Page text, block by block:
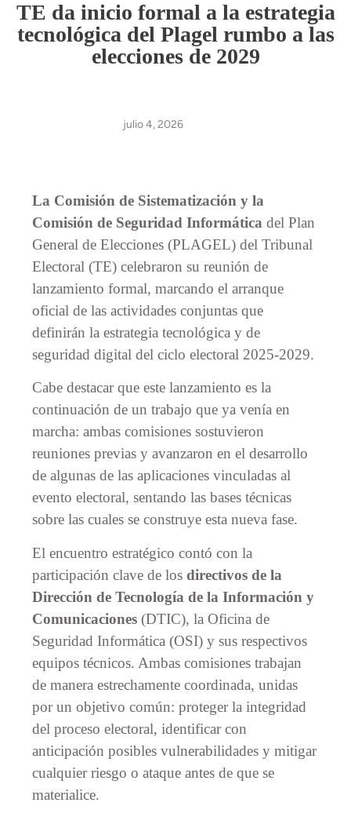
TE da inicio formal a la estrategia
tecnológica del Plagel rumbo a las
elecciones de 2029
julio 4, 2026
La Comisión de Sistematización y la
Comisión de Seguridad Informática del Plan
General de Elecciones (PLAGEL) del Tribunal
Electoral (TE) celebraron su reunión de
lanzamiento formal, marcando el arranque
oficial de las actividades conjuntas que
definirán la estrategia tecnológica y de
seguridad digital del ciclo electoral 2025-2029.
Cabe destacar que este lanzamiento es la
continuación de un trabajo que ya venía en
marcha: ambas comisiones sostuvieron
reuniones previas y avanzaron en el desarrollo
de algunas de las aplicaciones vinculadas al
evento electoral, sentando las bases técnicas
sobre las cuales se construye esta nueva fase.
El encuentro estratégico contó con la
participación clave de los directivos de la
Dirección de Tecnología de la Información y
Comunicaciones (DTIC), la Oficina de
Seguridad Informática (OSI) y sus respectivos
equipos técnicos. Ambas comisiones trabajan
de manera estrechamente coordinada, unidas
por un objetivo común: proteger la integridad
del proceso electoral, identificar con
anticipación posibles vulnerabilidades y mitigar
cualquier riesgo o ataque antes de que se
materialice.